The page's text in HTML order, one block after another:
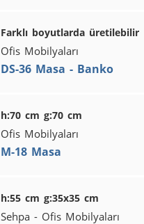
Farklı boyutlarda üretilebilir
Ofis Mobilyaları
DS-36 Masa - Banko
h:70 cm g:70 cm
Ofis Mobilyaları
M-18 Masa
h:55 cm g:35x35 cm
Sehpa - Ofis Mobilyaları